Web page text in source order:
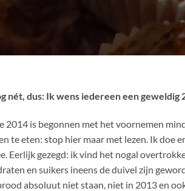
nét, dus: Ik wens iedereen een
2014 is begonnen met het voornemen
te eten: stop hier maar met lezen. Ik doe er
Eerlijk gezegd: ik vind het nogal
en suikers ineens de duivel zijn
absoluut niet staan, niet in 2013 en